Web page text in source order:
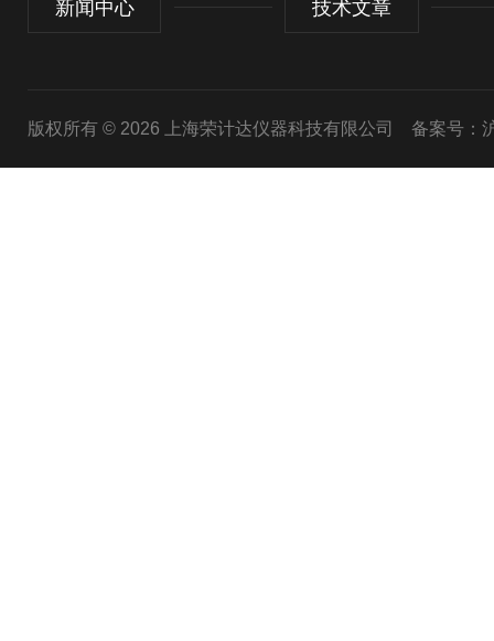
新闻中心 技术文章
版权所有 © 2026 上海荣计达仪器科技有限公司 备案号：